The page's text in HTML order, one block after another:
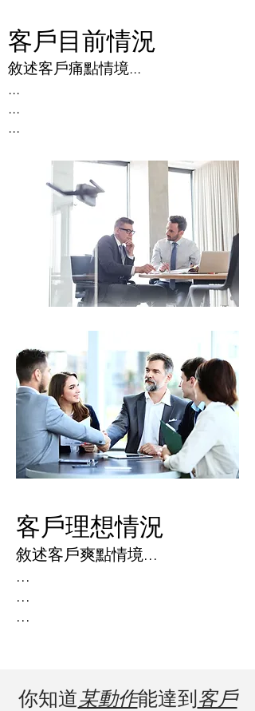
客戶​目前情況
敘述客戶痛點情境...
...
...
...
​客戶理想情況
敘述客戶爽點情境...
...
...
...
你知道某動作能達到客戶